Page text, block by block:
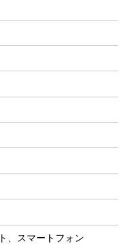
、スマートフォン